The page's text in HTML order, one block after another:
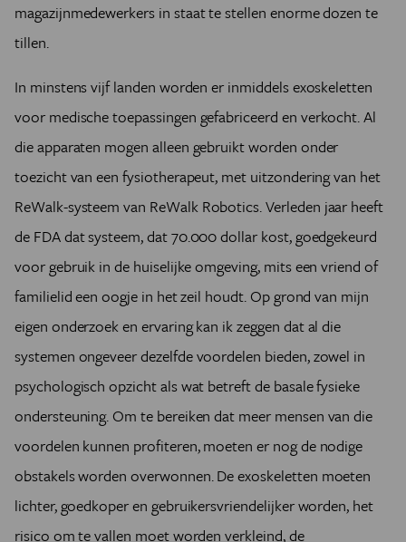
magazijnmedewerkers in staat te stellen enorme dozen te
tillen.
In minstens vijf landen worden er inmiddels exoskeletten
voor medische toepassingen gefabriceerd en verkocht. Al
die apparaten mogen alleen gebruikt worden onder
toezicht van een fysiotherapeut, met uitzondering van het
ReWalk-systeem van ReWalk Robotics. Verleden jaar heeft
de FDA dat systeem, dat 70.000 dollar kost, goedgekeurd
voor gebruik in de huiselijke omgeving, mits een vriend of
familielid een oogje in het zeil houdt. Op grond van mijn
eigen onderzoek en ervaring kan ik zeggen dat al die
systemen ongeveer dezelfde voordelen bieden, zowel in
psychologisch opzicht als wat betreft de basale fysieke
ondersteuning. Om te bereiken dat meer mensen van die
voordelen kunnen profiteren, moeten er nog de nodige
obstakels worden overwonnen. De exoskeletten moeten
lichter, goedkoper en gebruikersvriendelijker worden, het
risico om te vallen moet worden verkleind, de